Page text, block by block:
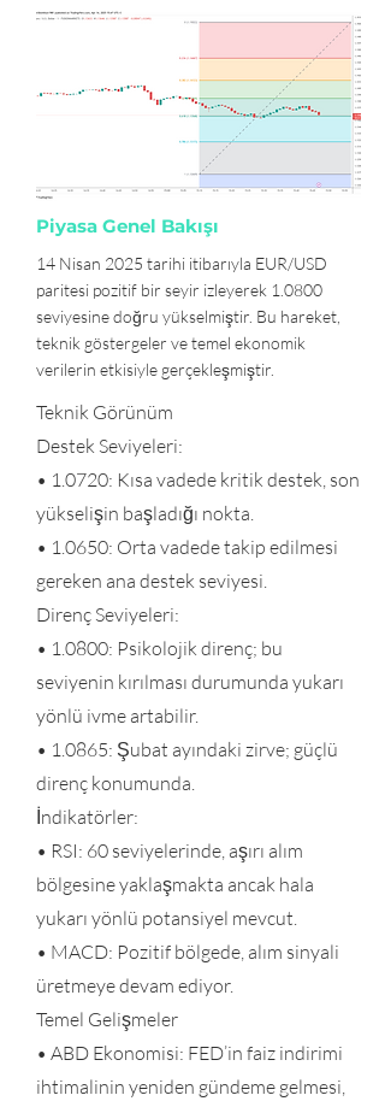
Piyasa Genel Bakışı
14 Nisan 2025 tarihi itibarıyla EUR/USD
paritesi pozitif bir seyir izleyerek 1.0800
seviyesine doğru yükselmiştir. Bu hareket,
teknik göstergeler ve temel ekonomik
verilerin etkisiyle gerçekleşmiştir.
Teknik Görünüm
Destek Seviyeleri:
• 1.0720: Kısa vadede kritik destek, son
yükselişin başladığı nokta.
• 1.0650: Orta vadede takip edilmesi
gereken ana destek seviyesi.
Direnç Seviyeleri:
• 1.0800: Psikolojik direnç; bu
seviyenin kırılması durumunda yukarı
yönlü ivme artabilir.
• 1.0865: Şubat ayındaki zirve; güçlü
direnç konumunda.
İndikatörler:
• RSI: 60 seviyelerinde, aşırı alım
bölgesine yaklaşmakta ancak hala
yukarı yönlü potansiyel mevcut.
• MACD: Pozitif bölgede, alım sinyali
üretmeye devam ediyor.
Temel Gelişmeler
• ABD Ekonomisi: FED’in faiz indirimi
ihtimalinin yeniden gündeme gelmesi,